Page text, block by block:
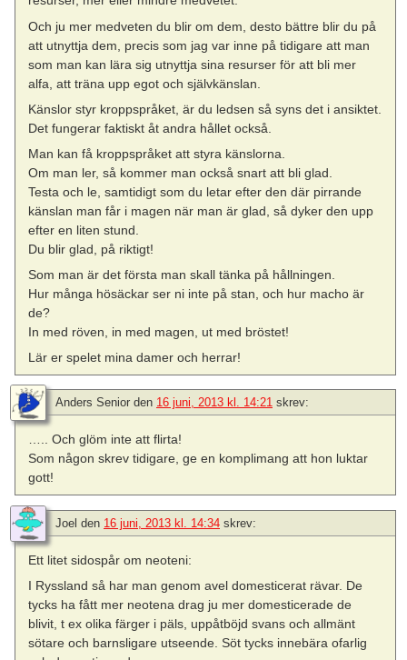
Och ju mer medveten du blir om dem, desto bättre blir du på
att utnyttja dem, precis som jag var inne på tidigare att man
som man kan lära sig utnyttja sina resurser för att bli mer
alfa, att träna upp egot och självkänslan.
Känslor styr kroppspråket, är du ledsen så syns det i ansiktet.
Det fungerar faktiskt åt andra hållet också.
Man kan få kroppspråket att styra känslorna.
Om man ler, så kommer man också snart att bli glad.
Testa och le, samtidigt som du letar efter den där pirrande
känslan man får i magen när man är glad, så dyker den upp
efter en liten stund.
Du blir glad, på riktigt!
Som man är det första man skall tänka på hållningen.
Hur många hösäckar ser ni inte på stan, och hur macho är
de?
In med röven, in med magen, ut med bröstet!
Lär er spelet mina damer och herrar!
Anders Senior den 16 juni, 2013 kl. 14:21 skrev:
….. Och glöm inte att flirta!
Som någon skrev tidigare, ge en komplimang att hon luktar
gott!
Joel den 16 juni, 2013 kl. 14:34 skrev:
Ett litet sidospår om neoteni:
I Ryssland så har man genom avel domesticerat rävar. De
tycks ha fått mer neotena drag ju mer domesticerade de
blivit, t ex olika färger i päls, uppåtböjd svans och allmänt
sötare och barnsligare utseende. Söt tycks innebära ofarlig